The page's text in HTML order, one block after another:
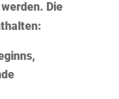
Die